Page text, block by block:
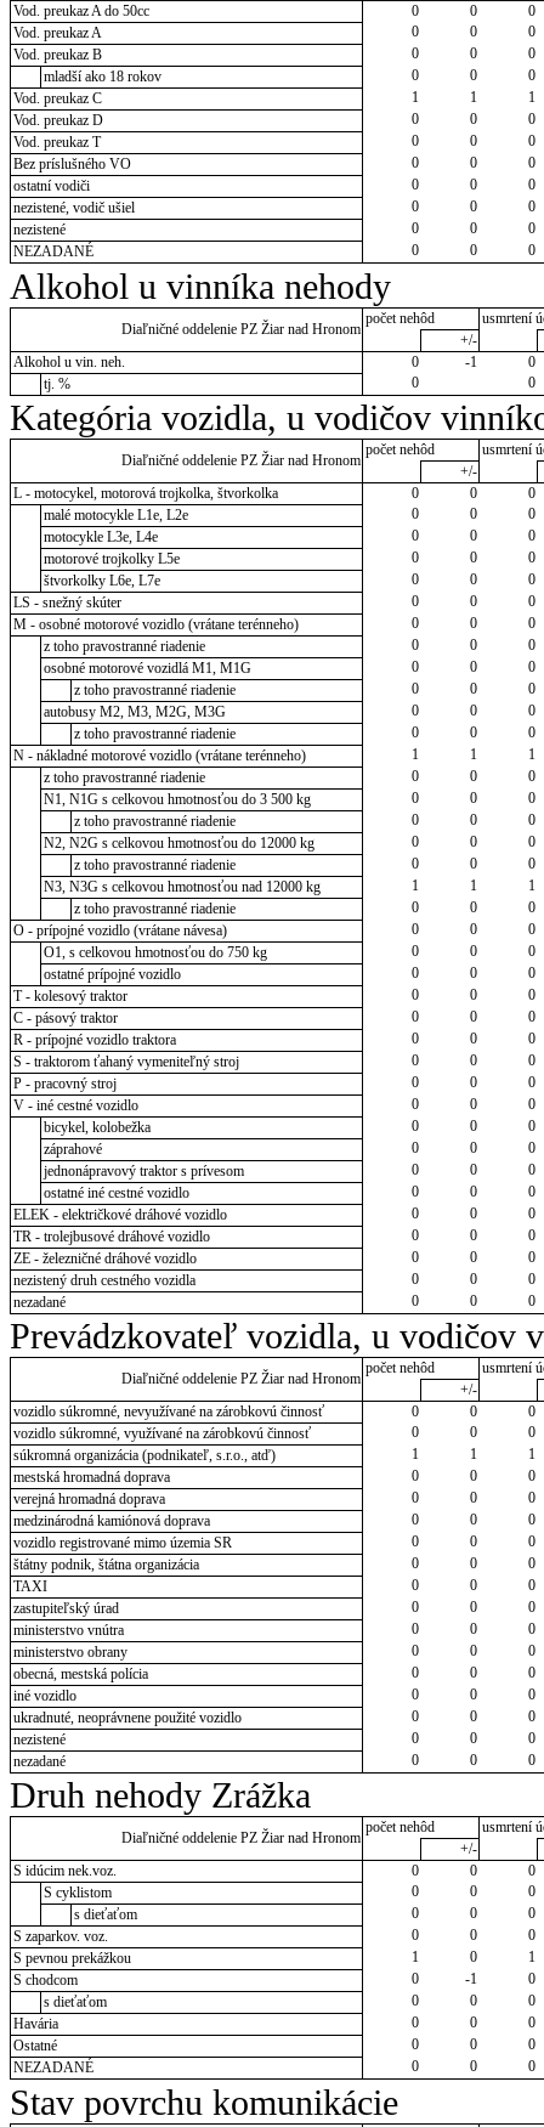
Vod. preukaz A do 50cc
0 0
0
Vod. preukaz A
0 0
0
Vod. preukaz B
0 0
0
mladší ako 18 rokov
0 0
0
Vod. preukaz C
1 1
1
Vod. preukaz D
0 0
0
Vod. preukaz T
0 0
0
Bez príslušného VO
0 0
0
ostatní vodiči
0 0
0
nezistené, vodič ušiel
0 0
0
nezistené
0 0
0
NEZADANÉ
0 0 0
Alkohol u vinníka nehody
Diaľničné oddelenie PZ Žiar nad Hronom
počet nehôd
usmrtení
+/-
Alkohol u vin. neh.
0 -1
0
tj. %
0 0
Kategória vozidla, u vodičov
Diaľničné oddelenie PZ Žiar nad Hronom
počet nehôd
usmrtení
+/-
L - motocykel, motorová trojkolka, štvorkolka
0 0
0
malé motocykle L1e, L2e
0 0
0
motocykle L3e, L4e
0 0
0
motorové trojkolky L5e
0 0
0
štvorkolky L6e, L7e
0 0
0
LS - snežný skúter
0 0
0
M - osobné motorové vozidlo (vrátane terénneho)
0 0
0
z toho pravostranné riadenie
0 0
0
osobné motorové vozidlá M1, M1G
0 0
0
z toho pravostranné riadenie
0 0
0
autobusy M2, M3, M2G, M3G
0 0
0
z toho pravostranné riadenie
0 0
0
N - nákladné motorové vozidlo (vrátane terénneho)
1 1
1
z toho pravostranné riadenie
0 0
0
N1, N1G s celkovou hmotnosťou do 3 500 kg
0 0
0
z toho pravostranné riadenie
0 0
0
N2, N2G s celkovou hmotnosťou do 12000 kg
0 0
0
z toho pravostranné riadenie
0 0
0
N3, N3G s celkovou hmotnosťou nad 12000 kg
1 1
1
z toho pravostranné riadenie
0 0
0
O - prípojné vozidlo (vrátane návesa)
0 0
0
O1, s celkovou hmotnosťou do 750 kg
0 0
0
ostatné prípojné vozidlo
0 0
0
T - kolesový traktor
0 0
0
C - pásový traktor
0 0
0
R - prípojné vozidlo traktora
0 0
0
S - traktorom ťahaný vymeniteľný stroj
0 0
0
P - pracovný stroj
0 0
0
V - iné cestné vozidlo
0 0
0
bicykel, kolobežka
0 0
0
záprahové
0 0
0
jednonápravový traktor s prívesom
0 0
0
ostatné iné cestné vozidlo
0 0
0
ELEK - električkové dráhové vozidlo
0 0
0
TR - trolejbusové dráhové vozidlo
0 0
0
ZE - železničné dráhové vozidlo
0 0
0
nezistený druh cestného vozidla
0 0
0
nezadané
0 0 0
Prevádzkovateľ vozidla, u vodičov
Diaľničné oddelenie PZ Žiar nad Hronom
počet nehôd
usmrtení
+/-
vozidlo súkromné, nevyužívané na zárobkovú činnosť
0 0
0
vozidlo súkromné, využívané na zárobkovú činnosť
0 0
0
súkromná organizácia (podnikateľ, s.r.o., atď)
1 1
1
mestská hromadná doprava
0 0
0
verejná hromadná doprava
0 0
0
medzinárodná kamiónová doprava
0 0
0
vozidlo registrované mimo územia SR
0 0
0
štátny podnik, štátna organizácia
0 0
0
TAXI
0 0
0
zastupiteľský úrad
0 0
0
ministerstvo vnútra
0 0
0
ministerstvo obrany
0 0
0
obecná, mestská polícia
0 0
0
iné vozidlo
0 0
0
ukradnuté, neoprávnene použité vozidlo
0 0
0
nezistené
0 0
0
nezadané
0 0 0
Druh nehody Zrážka
Diaľničné oddelenie PZ Žiar nad Hronom
počet nehôd
usmrtení
+/-
S idúcim nek.voz.
0 0
0
S cyklistom
0 0
0
s dieťaťom
0 0
0
S zaparkov. voz.
0 0
0
S pevnou prekážkou
1 0
1
S chodcom
0 -1
0
s dieťaťom
0 0
0
Havária
0 0
0
Ostatné
0 0
0
NEZADANÉ
0 0 0
Stav povrchu komunikácie